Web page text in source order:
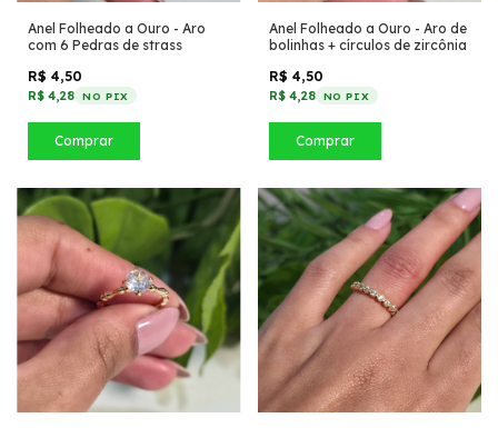
Anel Folheado a Ouro - Aro
com 6 Pedras de strass
R$ 4,50
R$ 4,28 NO PIX
Comprar
Anel Folheado a Ouro - Aro de
bolinhas + círculos de zircônia
R$ 4,50
R$ 4,28 NO PIX
Comprar